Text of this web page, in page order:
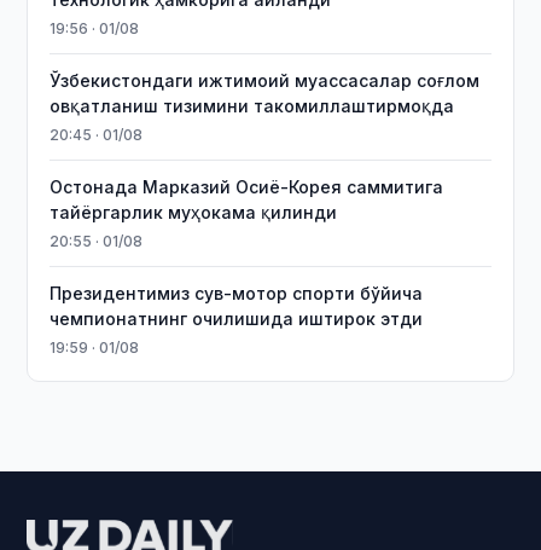
19:56 · 01/08
Ўзбекистондаги ижтимоий муассасалар соғлом
овқатланиш тизимини такомиллаштирмоқда
20:45 · 01/08
Остонада Марказий Осиё-Корея саммитига
тайёргарлик муҳокама қилинди
20:55 · 01/08
Президентимиз сув-мотор спорти бўйича
чемпионатнинг очилишида иштирок этди
19:59 · 01/08